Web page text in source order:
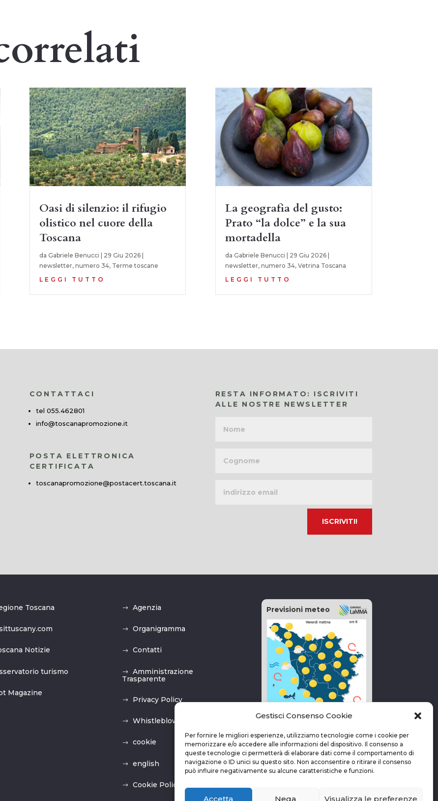
Gestisci Consenso Cookie
Per fornire le migliori esperienze, utilizziamo tecnologie come i cookie per
memorizzare e/o accedere alle informazioni del dispositivo. Il consenso a
queste tecnologie ci permetterà di elaborare dati come il comportamento di
navigazione o ID unici su questo sito. Non acconsentire o ritirare il consenso
può influire negativamente su alcune caratteristiche e funzioni.
Accetta Nega Visualizza le preferenze
Oasi di silenzio: il rifugio
olistico nel cuore della
Toscana
da Gabriele Benucci 29 Giu 2026|
newsletter, numero 34, Terme toscane
LEGGI TUTTO
La geografia del gusto:
Prato “la dolce” e la sua
mortadella
da Gabriele Benucci 29 Giu 2026|
newsletter, numero 34, Vetrina Toscana
LEGGI TUTTO
CONTATTACI
tel 055.462801
info@toscanapromozione.it
POSTA ELETTRONICA
CERTIFICATA
toscanapromozione@postacert.toscana.it
RESTA INFORMATO: ISCRIVITI
ALLE NOSTRE NEWSLETTER
email
Toscana
Notizie
turismo
Magazine
Agenzia
Organigramma
Contatti
Amministrazione
Trasparente
Privacy Policy
Whistleblowing
cookie
english
Cookie Policy (UE)
Previsioni meteo
vai alla pagina delle previsioni